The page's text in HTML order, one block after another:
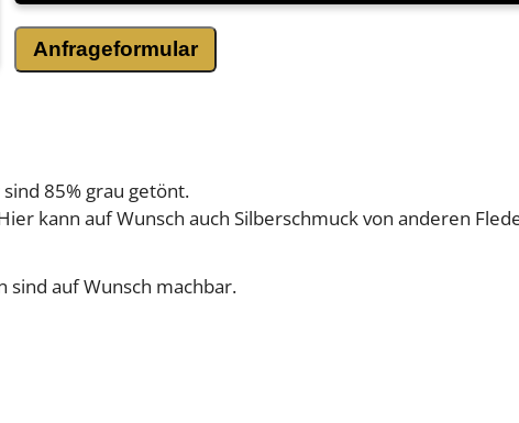
Anfrageformular
85% grau getönt.
kann auf Wunsch auch Silberschmuck von anderen
sind auf Wunsch machbar.